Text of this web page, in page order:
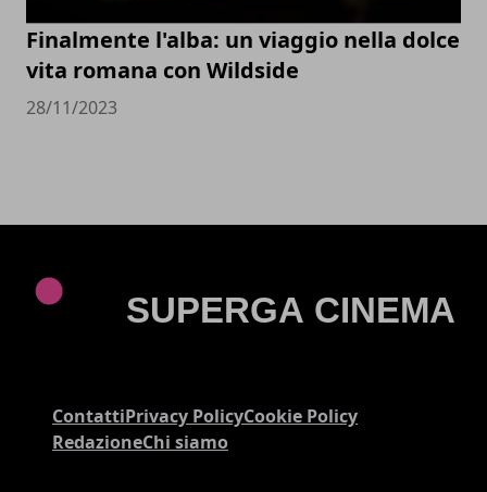
Finalmente l'alba: un viaggio nella dolce
vita romana con Wildside
28/11/2023
ContattiPrivacy PolicyCookie Policy
RedazioneChi siamo